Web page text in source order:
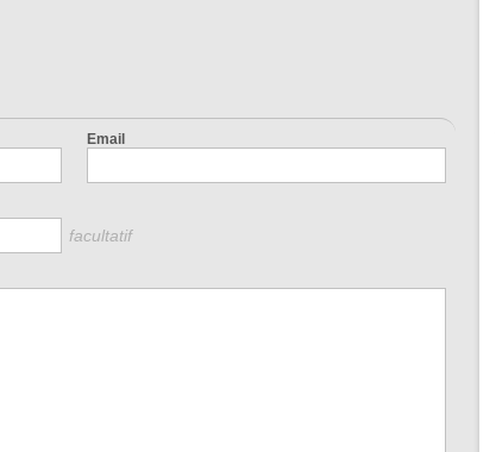
Email
facultatif